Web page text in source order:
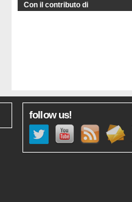
Con il contributo di
follow us!